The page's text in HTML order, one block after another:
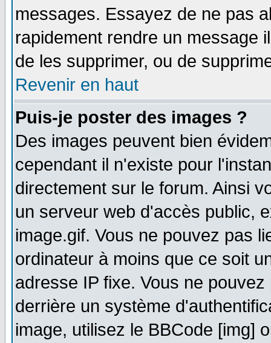
messages. Essayez de ne pas
rapidement rendre un message
de les supprimer, ou de
Revenir en haut
Puis-je poster des images ?
Des images peuvent bien
cependant il n'existe pour
directement sur le forum. Ainsi
un serveur web d'accès public,
image.gif. Vous ne pouvez pas
ordinateur à moins que ce soit
adresse IP fixe. Vous ne
derrière un système
image, utilisez le BBCode [img]